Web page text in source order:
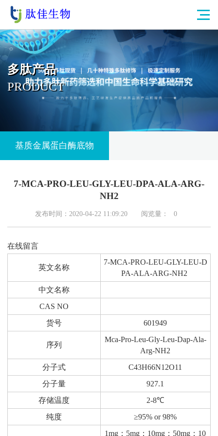
多肽产品
PRODUCT
基质金属蛋白酶底物
7-MCA-PRO-LEU-GLY-LEU-DPA-ALA-ARG-
NH2
发布时间：2020-04-22 11:09:20 阅览量： 0
在线留言
英文名称
7-MCA-PRO-LEU-GLY-LEU-D
PA-ALA-ARG-NH2
中文名称
CAS NO
货号
601949
序列
Mca-Pro-Leu-Gly-Leu-Dap-Ala-
Arg-NH2
分子式
C43H66N12O11
分子量
927.1
存储温度
2-8℃
纯度
≥95% or 98%
1mg；5mg；10mg；50mg；10